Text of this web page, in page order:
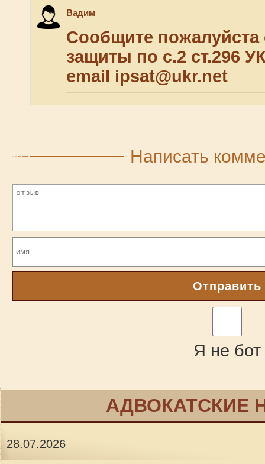
Вадим
Сообщите пожалуйста
защиты по с.2 ст.296
email ipsat@ukr.net
Написать
Отправить
Я не бот
АДВОКАТСКИЕ
28.07.2026